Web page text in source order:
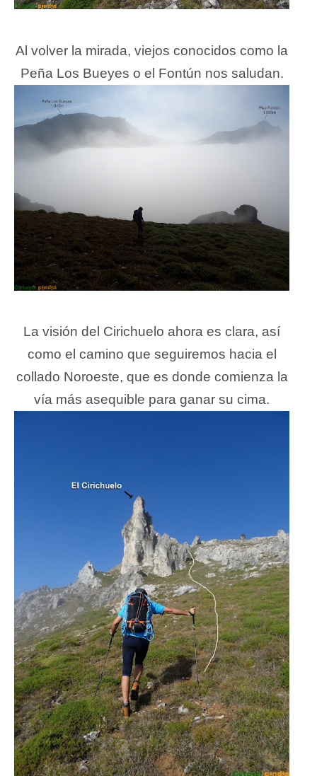
Al volver la mirada, viejos conocidos como la
Peña Los Bueyes o el Fontún nos saludan.
La visión del Cirichuelo ahora es clara, así
como el camino que seguiremos hacia el
collado Noroeste, que es donde comienza la
vía más asequible para ganar su cima.